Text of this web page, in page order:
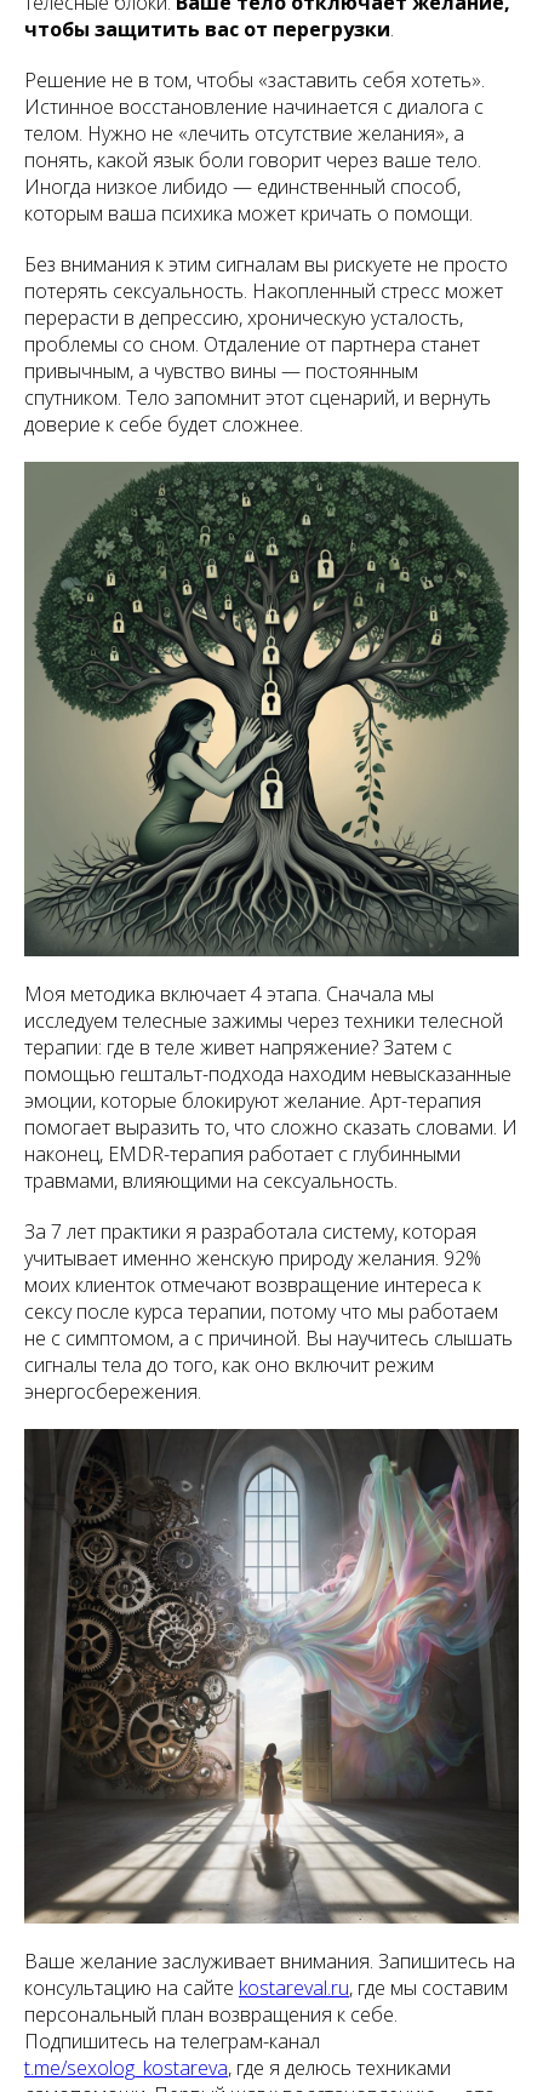
чтобы защитить вас от перегрузки.
Решение не в том, чтобы «заставить себя хотеть».
Истинное восстановление начинается с диалога с
телом. Нужно не «лечить отсутствие желания», а
понять, какой язык боли говорит через ваше тело.
Иногда низкое либидо — единственный способ,
которым ваша психика может кричать о помощи.
Без внимания к этим сигналам вы рискуете не просто
потерять сексуальность. Накопленный стресс может
перерасти в депрессию, хроническую усталость,
проблемы со сном. Отдаление от партнера станет
привычным, а чувство вины — постоянным
спутником. Тело запомнит этот сценарий, и вернуть
доверие к себе будет сложнее.
Моя методика включает 4 этапа. Сначала мы
исследуем телесные зажимы через техники телесной
терапии: где в теле живет напряжение? Затем с
помощью гештальт-подхода находим невысказанные
эмоции, которые блокируют желание. Арт-терапия
помогает выразить то, что сложно сказать словами. И
наконец, EMDR-терапия работает с глубинными
травмами, влияющими на сексуальность.
За 7 лет практики я разработала систему, которая
учитывает именно женскую природу желания. 92%
моих клиенток отмечают возвращение интереса к
сексу после курса терапии, потому что мы работаем
не с симптомом, а с причиной. Вы научитесь слышать
сигналы тела до того, как оно включит режим
энергосбережения.
Ваше желание заслуживает внимания. Запишитесь на
консультацию на сайте kostareval.ru, где мы составим
персональный план возвращения к себе.
Подпишитесь на телеграм-канал
t.me/sexolog_kostareva, где я делюсь техниками